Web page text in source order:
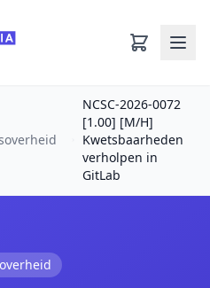
NCSC-2026-0072
[1.00] [M/H]
Kwetsbaarheden
verholpen in
GitLab